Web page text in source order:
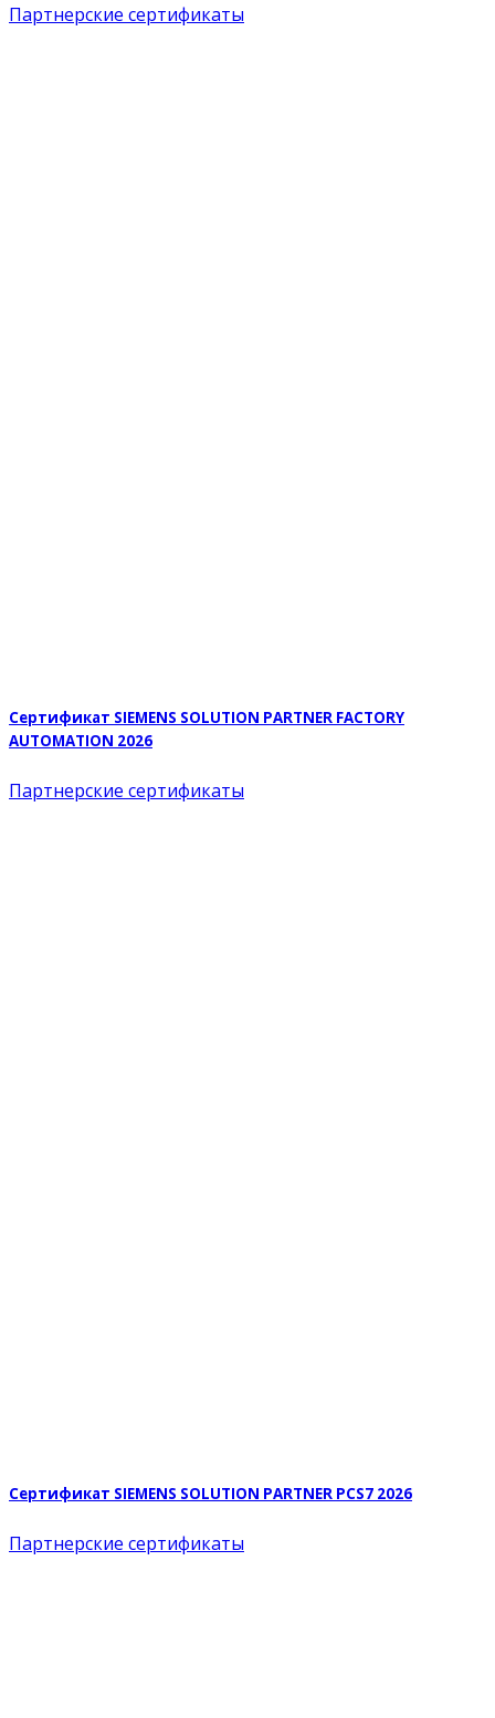
Партнерские сертификаты
Сертификат SIEMENS SOLUTION PARTNER FACTORY
AUTOMATION 2026
Партнерские сертификаты
Сертификат SIEMENS SOLUTION PARTNER PCS7 2026
Партнерские сертификаты